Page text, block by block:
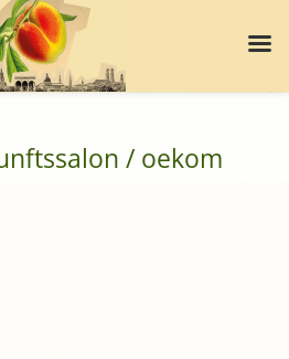
/ oekom